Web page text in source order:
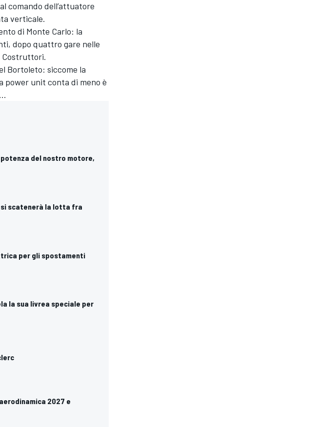
comando dell’attuatore
verticale.
di Monte Carlo: la
dopo quattro gare nelle
Costruttori.
Bortoleto: siccome la
power unit conta di meno è
del nostro motore,
si scatenerà la lotta fra
per gli spostamenti
la sua livrea speciale per
2027 e